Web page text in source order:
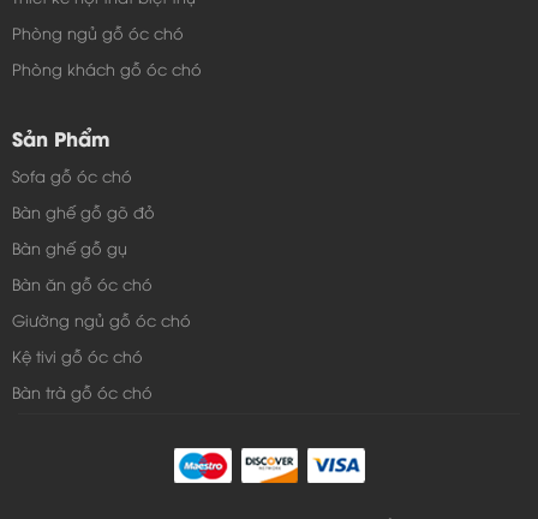
Phòng ngủ gỗ óc chó
Phòng khách gỗ óc chó
Sản Phẩm
Sofa gỗ óc chó
Bàn ghế gỗ gõ đỏ
Bàn ghế gỗ gụ
Bàn ăn gỗ óc chó
Giường ngủ gỗ óc chó
Kệ tivi gỗ óc chó
Bàn trà gỗ óc chó